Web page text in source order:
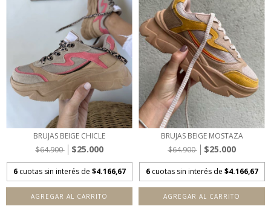
BRUJAS BEIGE CHICLE
$64.900
$25.000
6 cuotas sin interés de $4.166,67
AGREGAR AL CARRITO
BRUJAS BEIGE MOSTAZA
$64.900
$25.000
6 cuotas sin interés de $4.166,67
AGREGAR AL CARRITO